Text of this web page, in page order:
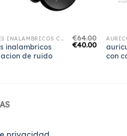
AURICULARES INALAMBRICOS CON CANCELACION DE RUIDO
inalambricos
de ruido
€64.00
€40.00
con